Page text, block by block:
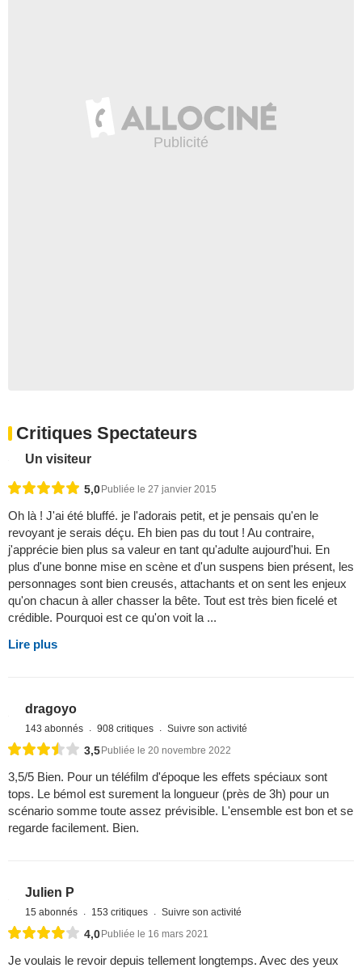
Critiques Spectateurs
Un visiteur
5,0 Publiée le 27 janvier 2015
Oh là ! J'ai été bluffé. je l'adorais petit, et je pensais qu'en le
revoyant je serais déçu. Eh bien pas du tout ! Au contraire,
j'apprécie bien plus sa valeur en tant qu'adulte aujourd'hui. En
plus d'une bonne mise en scène et d'un suspens bien présent, les
personnages sont bien creusés, attachants et on sent les enjeux
qu'on chacun à aller chasser la bête. Tout est très bien ficelé et
crédible. Pourquoi est ce qu'on voit la ...
Lire plus
dragoyo
143 abonnés 908 critiques Suivre son activité
3,5 Publiée le 20 novembre 2022
3,5/5 Bien. Pour un téléfilm d'époque les effets spéciaux sont
tops. Le bémol est surement la longueur (près de 3h) pour un
scénario somme toute assez prévisible. L'ensemble est bon et se
regarde facilement. Bien.
Julien P
15 abonnés 153 critiques Suivre son activité
4,0 Publiée le 16 mars 2021
Je voulais le revoir depuis tellement longtemps. Avec des yeux